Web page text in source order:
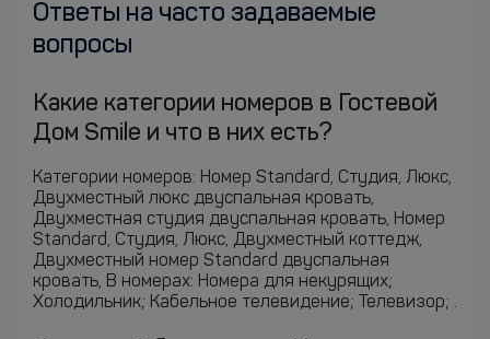
Ответы на часто задаваемые
вопросы
Какие категории номеров в Гостевой
Дом Smile и что в них есть?
Категории номеров: Номер Standard, Студия, Люкс,
Двухместный люкс двуспальная кровать,
Двухместная студия двуспальная кровать, Номер
Standard, Студия, Люкс, Двухместный коттедж,
Двухместный номер Standard двуспальная
кровать, В номерах: Номера для некурящих;
Холодильник; Кабельное телевидение; Телевизор; .